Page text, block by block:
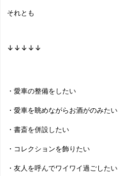
それとも
↓↓↓↓↓
・愛車の整備をしたい
・愛車を眺めながらお酒がのみたい
・書斎を併設したい
・コレクションを飾りたい
・友人を呼んでワイワイ過ごしたい